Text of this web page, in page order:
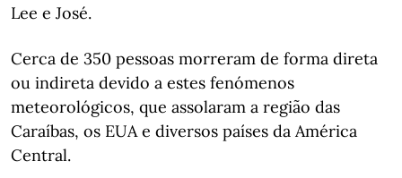
Lee e José.
Cerca de 350 pessoas morreram de forma direta
ou indireta devido a estes fenómenos
meteorológicos, que assolaram a região das
Caraíbas, os EUA e diversos países da América
Central.